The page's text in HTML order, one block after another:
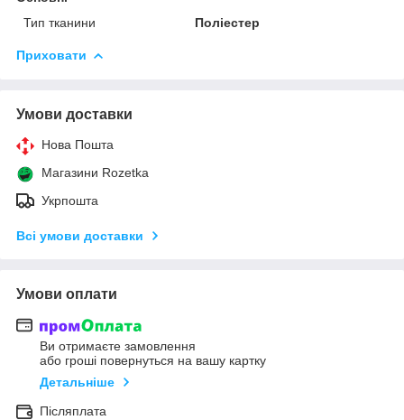
Тип тканини
Поліестер
Приховати
Умови доставки
Нова Пошта
Магазини Rozetka
Укрпошта
Всі умови доставки
Умови оплати
Ви отримаєте замовлення
або гроші повернуться на вашу картку
Детальніше
Післяплата